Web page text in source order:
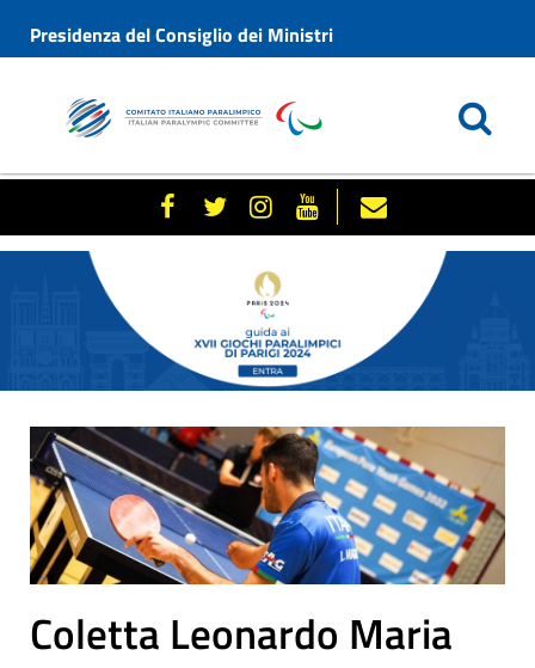
Presidenza del Consiglio dei Ministri
Coletta Leonardo Maria